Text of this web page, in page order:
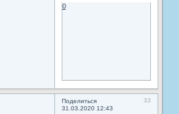
0
Поделиться
33
31.03.2020 12:43